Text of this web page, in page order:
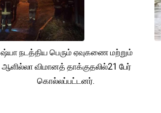
ஷ்யா நடத்திய பெரும் ஏவுகணை மற்றும்
ஆளில்லா விமானத் தாக்குதலில்21 பேர்
கொல்லப்பட்டனர்.